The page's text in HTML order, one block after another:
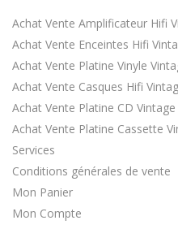
Achat Vente Amplificateur Hifi
Achat Vente Enceintes Hifi
Achat Vente Platine Vinyle
Achat Vente Casques Hifi
Achat Vente Platine CD
Achat Vente Platine Cassette
Services
Conditions générales de vente
Mon Panier
Mon Compte